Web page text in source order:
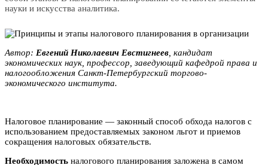
науки и искусства аналитика.
Автор: Евгений Николаевич Eвcтигнeeв, кандидат
экономических наук, профессор, заведующий кафедрой права и
налогообложения Санкт-Петербургский торгово-
экономического института.
Налоговое планирование — законный способ обхода налогов с
использованием предоставляемых законом льгот и приемов
сокращения налоговых обязательств.
Необходимость налогового планирования заложена в самом